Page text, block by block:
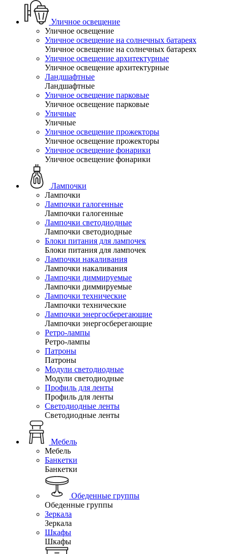
Уличное освещение
Уличное освещение
Уличное освещение на солнечных батареях
Уличное освещение на солнечных батареях
Уличное освещение архитектурные
Уличное освещение архитектурные
Ландшафтные
Ландшафтные
Уличное освещение парковые
Уличное освещение парковые
Уличные
Уличные
Уличное освещение прожекторы
Уличное освещение прожекторы
Уличное освещение фонарики
Уличное освещение фонарики
Лампочки
Лампочки
Лампочки галогенные
Лампочки галогенные
Лампочки светодиодные
Лампочки светодиодные
Блоки питания для лампочек
Блоки питания для лампочек
Лампочки накаливания
Лампочки накаливания
Лампочки диммируемые
Лампочки диммируемые
Лампочки технические
Лампочки технические
Лампочки энергосберегающие
Лампочки энергосберегающие
Ретро-лампы
Ретро-лампы
Патроны
Патроны
Модули светодиодные
Модули светодиодные
Профиль для ленты
Профиль для ленты
Светодиодные ленты
Светодиодные ленты
Мебель
Мебель
Банкетки
Банкетки
Обеденные группы
Обеденные группы
Зеркала
Зеркала
Шкафы
Шкафы